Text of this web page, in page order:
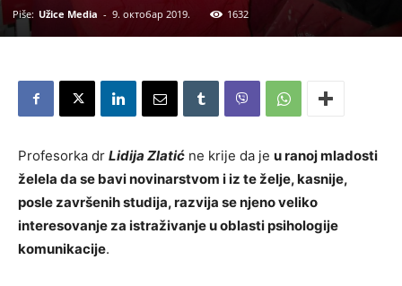
Piše: Užice Media - 9. октобар 2019. 1632
Profesorka dr Lidija Zlatić ne krije da je u ranoj mladosti
želela da se bavi novinarstvom i iz te želje, kasnije,
posle završenih studija, razvija se njeno veliko
interesovanje za istraživanje u oblasti psihologije
komunikacije.